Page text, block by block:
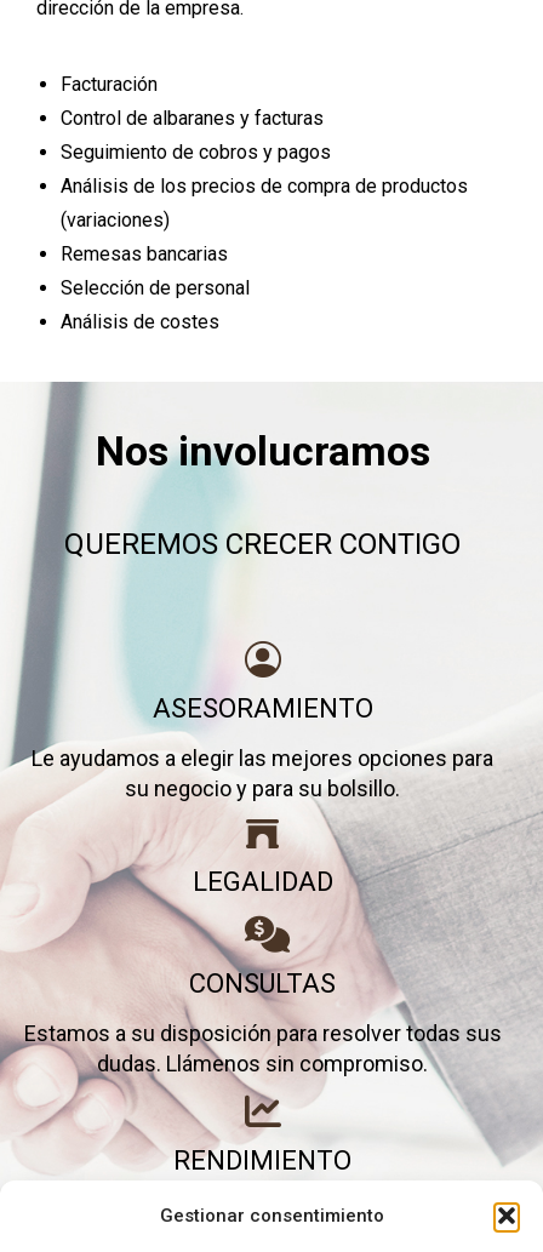
Gestionar consentimiento
dirección de la empresa.
Facturación
Control de albaranes y facturas
Seguimiento de cobros y pagos
Análisis de los precios de compra de productos
(variaciones)
Remesas bancarias
Selección de personal
Análisis de costes
Nos involucramos
QUEREMOS CRECER CONTIGO
ASESORAMIENTO
Le ayudamos a elegir las mejores opciones para
su negocio y para su bolsillo.
LEGALIDAD
CONSULTAS
Estamos a su disposición para resolver todas sus
dudas. Llámenos sin compromiso.
RENDIMIENTO
Elimine gastos inútiles y saque el máximo partido a